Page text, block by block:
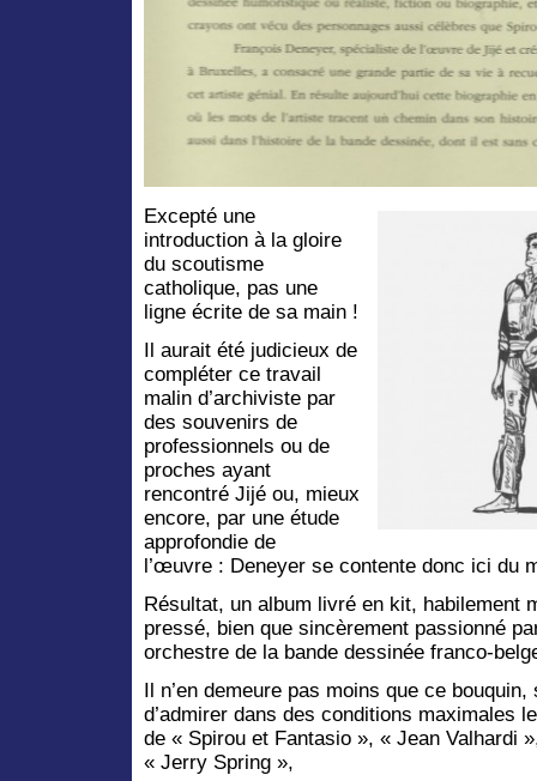
Excepté une
introduction à la gloire
du scoutisme
catholique, pas une
ligne écrite de sa main !
Il aurait été judicieux de
compléter ce travail
malin d’archiviste par
des souvenirs de
professionnels ou de
proches ayant
rencontré Jijé ou, mieux
encore, par une étude
approfondie de
l’œuvre : Deneyer se contente donc ici du
Résultat, un album livré en kit, habilement
pressé, bien que sincèrement passionné
orchestre de la bande dessinée franco-
Il n’en demeure pas moins que ce
d’admirer dans des conditions maximales
de « Spirou et Fantasio », « Jean Valhardi
« Jerry Spring »,